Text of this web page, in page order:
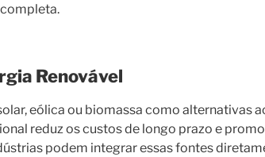
Renovável
eólica ou biomassa como alternativas
reduz os custos de longo prazo e
podem integrar essas fontes